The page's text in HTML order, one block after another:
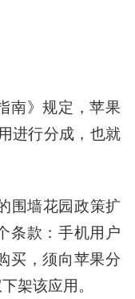
南》规定，苹果
进行分成，也就
围墙花园政策扩
条款：手机用户
买，须向苹果分
架该应用。